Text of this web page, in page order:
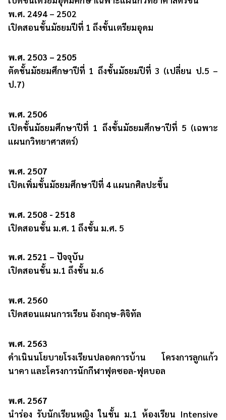
พ.ศ. 2494 – 2502
เปิดสอนชั้นมัธยมปีที่ 1 ถึงชั้นเตรียมอุดม
พ.ศ. 2503 – 2505
ตัดชั้นมัธยมศึกษาปีที่ 1 ถึงชั้นมัธยมปีที่ 3 (เปลี่ยน ป.5 –
ป.7)
พ.ศ. 2506
เปิดชั้นมัธยมศึกษาปีที่ 1 ถึงชั้นมัธยมศึกษาปีที่ 5 (เฉพาะ
แผนกวิทยาศาสตร์)
พ.ศ. 2507
เปิดเพิ่มชั้นมัธยมศึกษาปีที่ 4 แผนกศิลปะขึ้น
พ.ศ. 2508 - 2518
เปิดสอนชั้น ม.ศ. 1 ถึงชั้น ม.ศ. 5
พ.ศ. 2521 – ปัจจุบัน
เปิดสอนชั้น ม.1 ถึงชั้น ม.6
พ.ศ. 2560
เปิดสอนแผนการเรียน อังกฤษ-ดิจิทัล
พ.ศ. 2563
ดำเนินนโยบายโรงเรียนปลอดการบ้าน โครงการลูกแก้ว
นาคา และโครงการนักกีฬาฟุตซอล-ฟุตบอล
พ.ศ. 2567
นำร่อง รับนักเรียนหญิง ในชั้น ม.1 ห้องเรียน Intensive